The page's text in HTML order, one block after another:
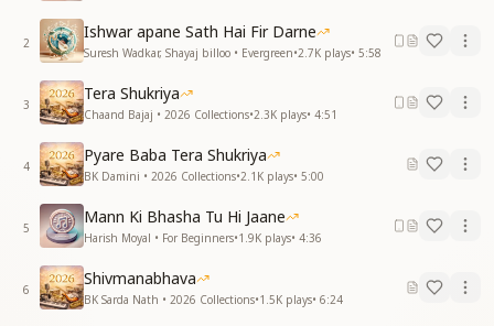
Om Shanti Om,
Om Shanti Om.
I am a loveful soul.
ओम शांति ओम,
ओम शांति ओम।
मैं आत्मा शक्ति स्वरूप हूँ।
Om Shanti Om,
Om Shanti Om.
I am a powerful soul.
ओम शांति ओम,
ओम शांति ओम।
मैं आत्मा पवित्र स्वरूप हूँ।
2
Ishwar apane Sath Hai Fir Darne
Suresh Wadkar, Shayaj billoo • Evergreen•2.7K plays• 5:58
3
Tera Shukriya
Chaand Bajaj • 2026 Collections•2.3K plays• 4:51
4
Pyare Baba Tera Shukriya
BK Damini • 2026 Collections•2.1K plays• 5:00
5
Mann Ki Bhasha Tu Hi Jaane
Harish Moyal • For Beginners•1.9K plays• 4:36
6
Shivmanabhava
BK Sarda Nath • 2026 Collections•1.5K plays• 6:24